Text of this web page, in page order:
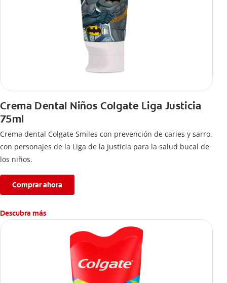
Crema Dental Niños Colgate Liga Justicia
75ml
Crema dental Colgate Smiles con prevención de caries y sarro,
con personajes de la Liga de la Justicia para la salud bucal de
los niños.
Comprar ahora
Descubra más